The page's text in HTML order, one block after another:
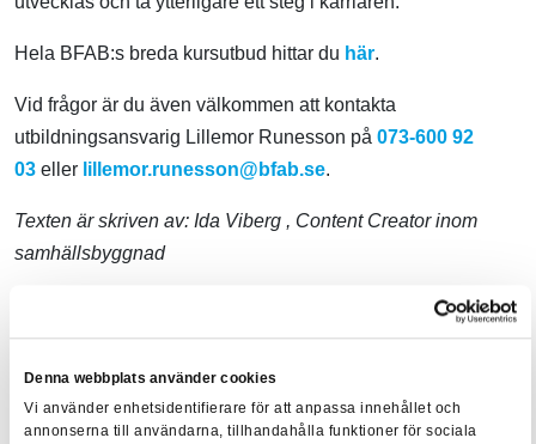
Denna webbplats använder cookies
Vi använder enhetsidentifierare för att anpassa innehållet och
annonserna till användarna, tillhandahålla funktioner för sociala
Hela BFAB:s breda kursutbud hittar du här.
Vid frågor är du även välkommen att kontakta
utbildningsansvarig Lillemor Runesson på 073-600 92
03 eller lillemor.runesson@bfab.se.
Texten är skriven av: Ida Viberg , Content Creator inom
samhällsbyggnad